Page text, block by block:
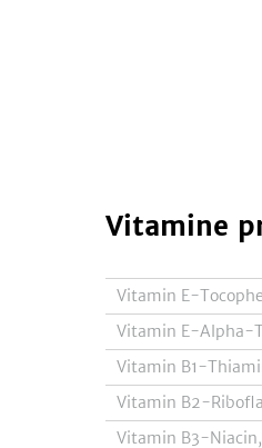
Vitamine
Vitamin E-
Vitamin E-Alpha-
Vitamin B1-
Vitamin B2-
Vitamin B3-